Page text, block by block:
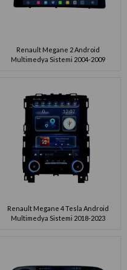
Renault Megane 2 Android
Multimedya Sistemi 2004-2009
Renault Megane 4 Tesla Android
Multimedya Sistemi 2018-2023